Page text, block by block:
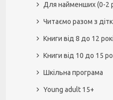
Для найменших (0-2
Читаємо разом з
Книги від 8 до 12
Книги від 10 до 15
Шкільна програма
Young adult 15+